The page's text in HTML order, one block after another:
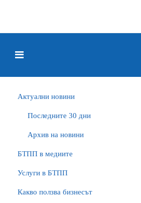
Актуални новини
Последните 30 дни
Архив на новини
БTПП в медиите
Услуги в БТПП
Какво ползва бизнесът